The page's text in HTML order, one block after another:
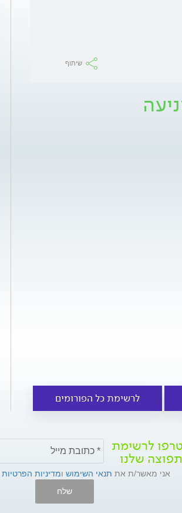
שיתוף
לרשימת כל הפורומים
לרשימת
שלנו
אני מאשר/ת את תנאי השימוש ומדיניות הפרטיות
שלח